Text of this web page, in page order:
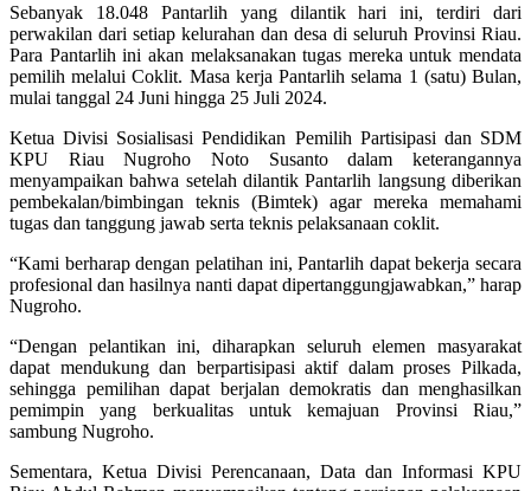
Sebanyak 18.048 Pantarlih yang dilantik hari ini, terdiri dari
perwakilan dari setiap kelurahan dan desa di seluruh Provinsi Riau.
Para Pantarlih ini akan melaksanakan tugas mereka untuk mendata
pemilih melalui Coklit. Masa kerja Pantarlih selama 1 (satu) Bulan,
mulai tanggal 24 Juni hingga 25 Juli 2024.
Ketua Divisi Sosialisasi Pendidikan Pemilih Partisipasi dan SDM
KPU Riau Nugroho Noto Susanto dalam keterangannya
menyampaikan bahwa setelah dilantik Pantarlih langsung diberikan
pembekalan/bimbingan teknis (Bimtek) agar mereka memahami
tugas dan tanggung jawab serta teknis pelaksanaan coklit.
“Kami berharap dengan pelatihan ini, Pantarlih dapat bekerja secara
profesional dan hasilnya nanti dapat dipertanggungjawabkan,” harap
Nugroho.
“Dengan pelantikan ini, diharapkan seluruh elemen masyarakat
dapat mendukung dan berpartisipasi aktif dalam proses Pilkada,
sehingga pemilihan dapat berjalan demokratis dan menghasilkan
pemimpin yang berkualitas untuk kemajuan Provinsi Riau,”
sambung Nugroho.
Sementara, Ketua Divisi Perencanaan, Data dan Informasi KPU